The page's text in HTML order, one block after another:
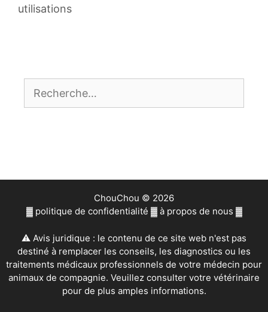
utilisations
ChouChou © 2026
▓ politique de confidentialité ▓ à propos de nous ▓
⚠ Avis juridique : le contenu de ce site web n'est pas
destiné à remplacer les conseils, les diagnostics ou les
traitements médicaux professionnels de votre médecin pour
animaux de compagnie. Veuillez consulter votre vétérinaire
pour de plus amples informations.